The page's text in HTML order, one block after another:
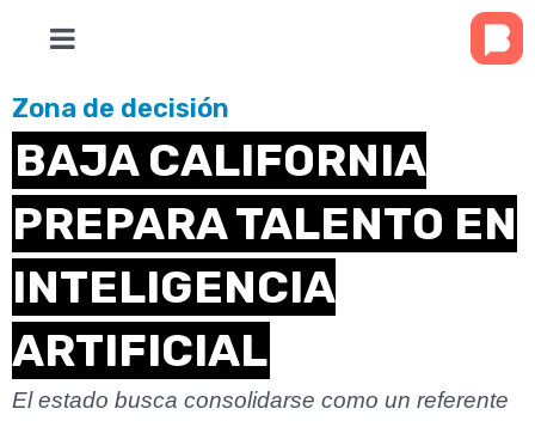
Zona de decisión
BAJA CALIFORNIA
PREPARA TALENTO EN
INTELIGENCIA
ARTIFICIAL
El estado busca consolidarse como un referente